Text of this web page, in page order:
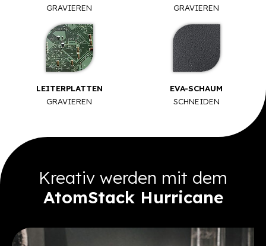
GRAVIEREN
GRAVIEREN
LEITERPLATTEN
GRAVIEREN
EVA-SCHAUM
SCHNEIDEN
Kreativ werden mit dem
AtomStack Hurricane